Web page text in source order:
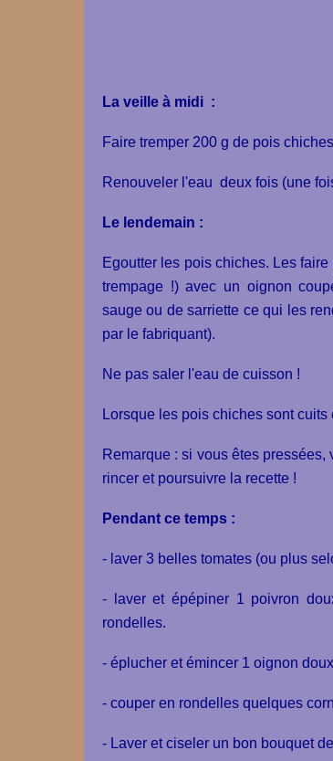
La veille à midi :
Faire tremper 200 g de pois
Renouveler l'eau deux fois (une
Le lendemain :
Egoutter les pois chiches. Les
trempage !) avec un oignon
sauge ou de sarriette ce qui les
par le fabriquant).
Ne pas saler l'eau de cuisson !
Lorsque les pois chiches sont
Remarque : si vous êtes
rincer et poursuivre la recette !
Pendant ce temps :
- laver 3 belles tomates (ou plus
- laver et épépiner 1 poivron
rondelles.
- éplucher et émincer 1 oignon
- couper en rondelles quelques
- Laver et ciseler un bon bouquet